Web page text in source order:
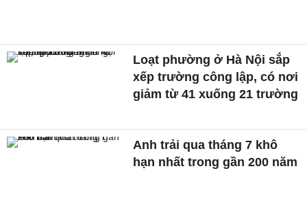
Loạt phường ở Hà Nội sắp
xếp trường công lập, có nơi
giảm từ 41 xuống 21 trường
Anh trải qua tháng 7 khô
hạn nhất trong gần 200 năm